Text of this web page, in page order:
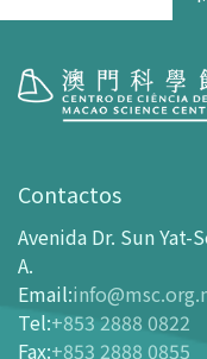
Horário de
Como chegar ao MSC
Bilheteira
- Comprar Ingressos
- Ingressos e Tabela
Contactos
Avenida Dr. Sun Yat-
A.
Email:
Tel:+853 2888 0822
Fax:+853 2888 0855